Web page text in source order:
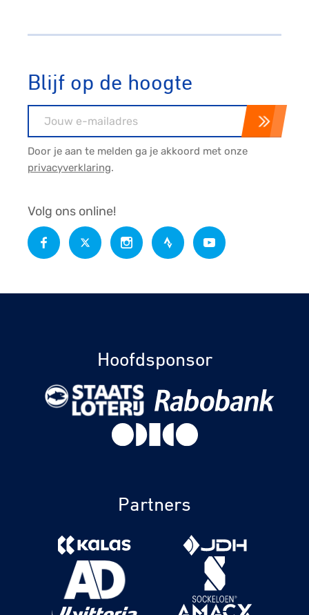
Blijf op de hoogte
Door je aan te melden ga je akkoord met onze
privacyverklaring.
Volg ons online!
Hoofdsponsor
Partners